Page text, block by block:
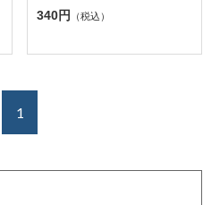
340円 （税込）
1